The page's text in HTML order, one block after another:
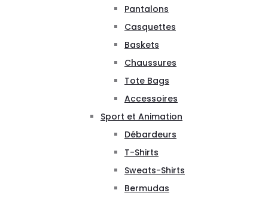
Pantalons
Casquettes
Baskets
Chaussures
Tote Bags
Accessoires
Sport et Animation
Débardeurs
T-Shirts
Sweats-Shirts
Bermudas